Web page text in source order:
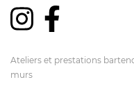
Ateliers et prestations
murs